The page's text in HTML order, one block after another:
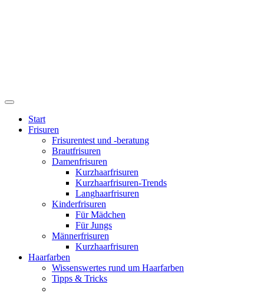
Start
Frisuren
Frisurentest und -beratung
Brautfrisuren
Damenfrisuren
Kurzhaarfrisuren
Kurzhaarfrisuren-Trends
Langhaarfrisuren
Kinderfrisuren
Für Mädchen
Für Jungs
Männerfrisuren
Kurzhaarfrisuren
Haarfarben
Wissenswertes rund um Haarfarben
Tipps & Tricks